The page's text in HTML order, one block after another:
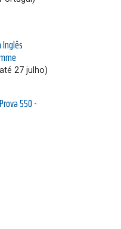
27 julho)
550 -